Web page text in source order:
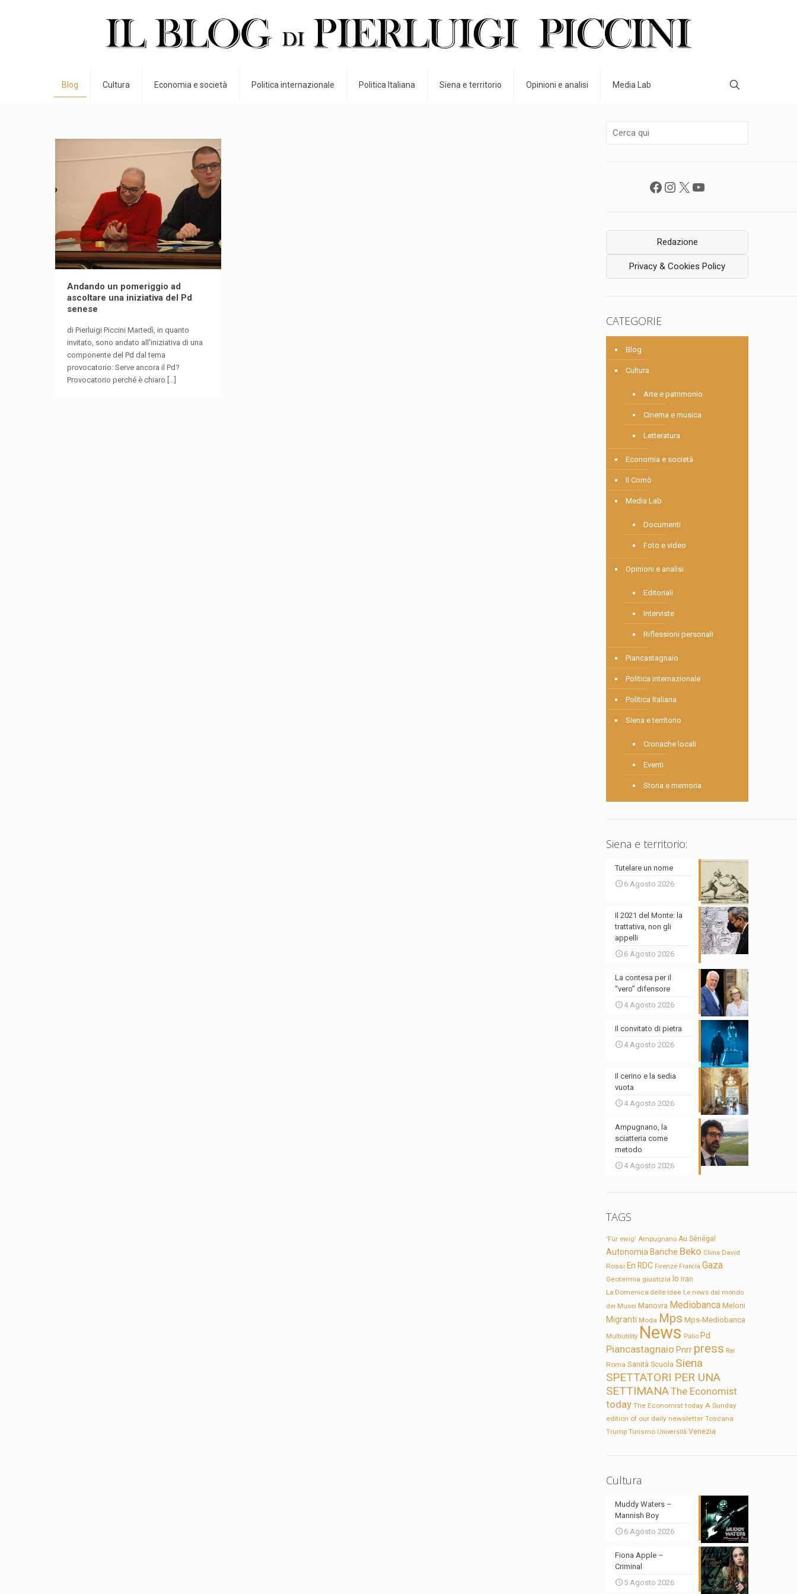
Blog Cultura Economia e società Politica internazionale Politica Italiana Siena e territorio Opinioni e analisi Media Lab
Andando un pomeriggio ad
ascoltare una iniziativa del Pd
senese
di Pierluigi Piccini Martedì, in quanto
invitato, sono andato all’iniziativa di una
componente del Pd dal tema
provocatorio: Serve ancora il Pd?
Provocatorio perché è chiaro […]
Facebook
Instagram
X YouTube
Redazione
Privacy & Cookies Policy
CATEGORIE
Blog
Cultura
Arte e patrimonio
Cinema e musica
Letteratura
Economia e società
Il Comò
Media Lab
Documenti
Foto e video
Opinioni e analisi
Editoriali
Interviste
Riflessioni personali
Piancastagnaio
Politica internazionale
Politica Italiana
Siena e territorio
Cronache locali
Eventi
Storia e memoria
Siena e territorio:
Tutelare un nome
6 Agosto 2026
Il 2021 del Monte: la
trattativa, non gli
appelli
6 Agosto 2026
La contesa per il
“vero” difensore
4 Agosto 2026
Il convitato di pietra
4 Agosto 2026
Il cerino e la sedia
vuota
4 Agosto 2026
Ampugnano, la
sciatteria come
metodo
4 Agosto 2026
TAGS
'Für ewig' Ampugnano Au Sénégal
Autonomia Banche Beko Clima David
Rossi En RDC Firenze Francia Gaza
Geotermia giustizia Io Iran
La Domenica delle Idee Le news dal mondo
dei Musei Manovra Mediobanca Meloni
Migranti Moda Mps Mps-Mediobanca
Multiutility News Palio Pd
Piancastagnaio Pnrr press Rai
Roma Sanità Scuola Siena
SPETTATORI PER UNA
SETTIMANAThe Economist
today The Economist today A Sunday
edition of our daily newsletter Toscana
Trump Turismo Università Venezia
Cultura
Muddy Waters –
Mannish Boy
6 Agosto 2026
Fiona Apple –
Criminal
5 Agosto 2026